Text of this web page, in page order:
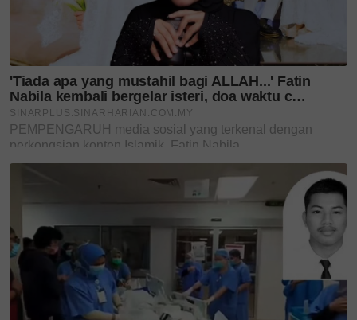
Manila dan Kemboja dengan sokongan Kedutaan
Besar Malaysia serta Grab Cambodia.
Tirai 2025 ditutup dengan penyertaan di Indonesia
Fashion Runway, Jakarta atas jemputan